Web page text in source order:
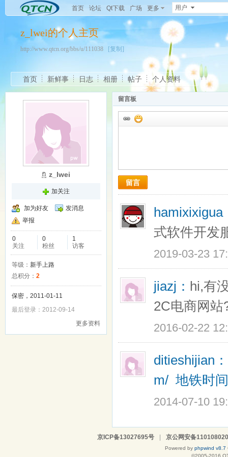
首页 论坛 Qt下载 广场 更多 用户
z_lwei的个人主页
http://www.qtcn.org/bbs/u/111038 [复制]
首页 新鲜事 日志 相册 帖子 个人资料
z_lwei
加关注
加为好友
发消息
举报
0
关注
0
粉丝
1
访客
等级： 新手上路
总积分： 2
保密，2011-01-11
最后登录：2012-09-14
更多资料
留言板
留言
hamixixigua
式软件开发
2019-03-23
jiazj： hi,有
2C电商网站
2016-02-22
ditieshijian：
m/ 地铁时间
2014-07-10
京ICP备13027695号 | 京公网安备
Powered by phpwind v8.7
©2005-2016